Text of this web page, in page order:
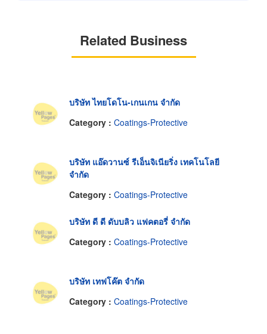
Related Business
บริษัท ไทยโดโน-เกนเกน จำกัด
Category : Coatings-Protective
บริษัท แอ๊ดวานซ์ รีเอ็นจิเนียริ่ง เทคโนโลยี
จำกัด
Category : Coatings-Protective
บริษัท ดี ดี ดับบลิว แฟคตอรี่ จำกัด
Category : Coatings-Protective
บริษัท เทฟโค๊ต จำกัด
Category : Coatings-Protective